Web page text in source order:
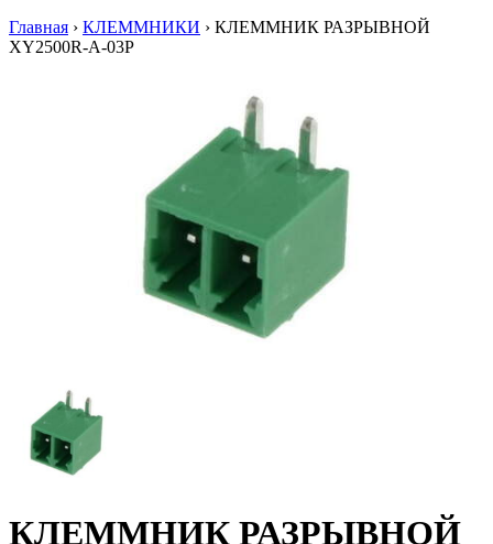
Главная › КЛЕММНИКИ › КЛЕММНИК РАЗРЫВНОЙ
XY2500R-A-03P
КЛЕММНИК РАЗРЫВНОЙ